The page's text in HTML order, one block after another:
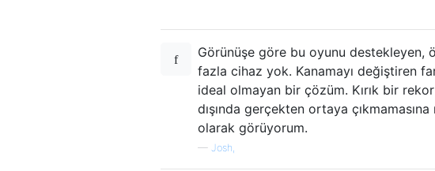
Görünüşe göre bu oyunu
fazla cihaz yok. Kanamayı değiştiren
ideal olmayan bir çözüm. Kırık bir
dışında gerçekten ortaya
olarak görüyorum.
— Josh,